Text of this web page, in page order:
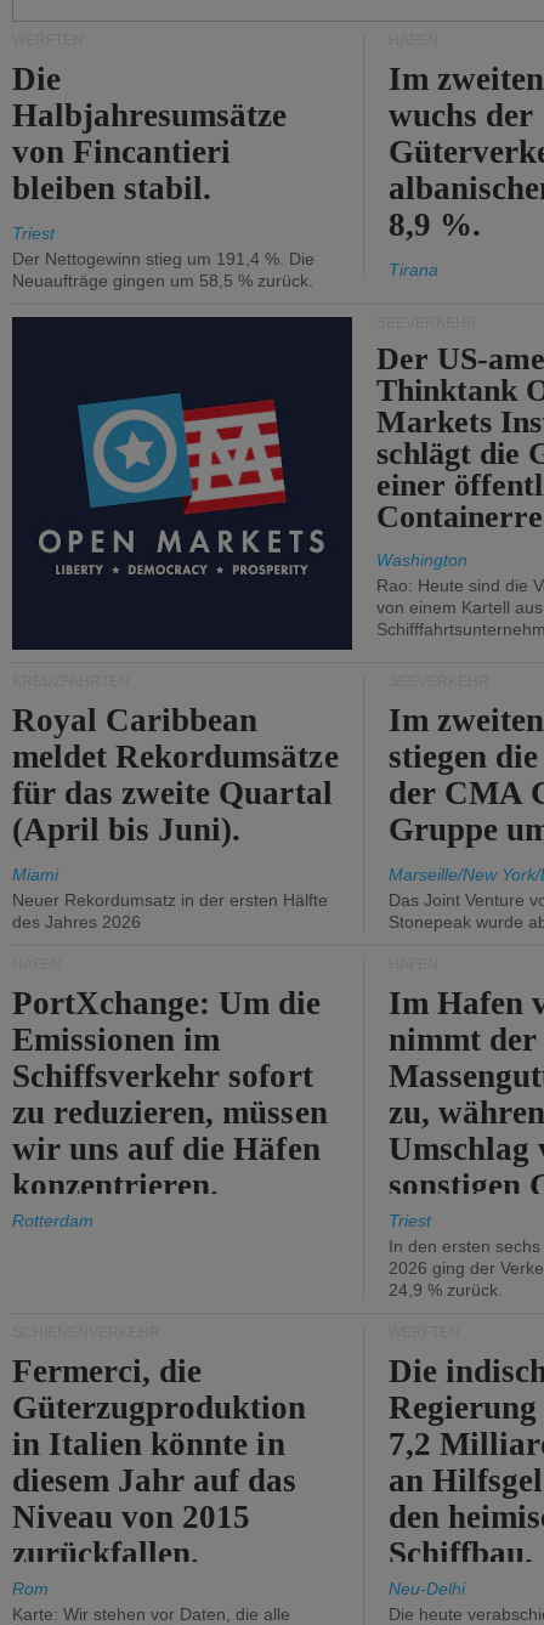
Die
Halbjahresumsätze
von Fincantieri
bleiben stabil.
Triest
Der Nettogewinn stieg um 191,4 %. Die
Neuaufträge gingen um 58,5 % zurück.
Im
wuchs der
8,9 %.
Tirana
Der US-
Thinktank
Markets
schlägt die
einer
Washington
Rao: Heute sind die
von einem Kartell
Royal Caribbean
meldet Rekordumsätze
für das zweite Quartal
(April bis Juni).
Miami
Neuer Rekordumsatz in der ersten Hälfte
des Jahres 2026
Im
stiegen
der CMA
Gruppe
Marseille/New
Das Joint Venture
Stonepeak wurde
PortXchange: Um die
Emissionen im
Schiffsverkehr sofort
zu reduzieren, müssen
wir uns auf die Häfen
konzentrieren.
Rotterdam
Im Hafen
nimmt der
zu,
Umschlag
sonstigen
abnimmt.
Triest
In den ersten
2026 ging der
24,9 % zurück.
Fermerci, die
Güterzugproduktion
in Italien könnte in
diesem Jahr auf das
Niveau von 2015
zurückfallen.
Rom
Karte: Wir stehen vor Daten, die alle
Die
7,2
an
den
Schiffbau.
Neu-Delhi
Die heute